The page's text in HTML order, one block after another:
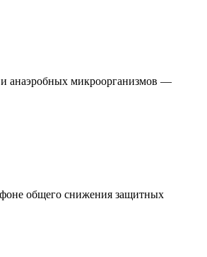
и анаэробных микроорганизмов —
фоне общего снижения защитных